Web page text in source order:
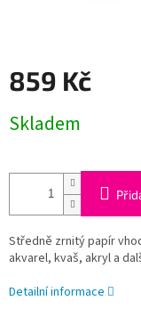
859 Kč
cena:
Skladem
Středně zrnitý papír
akvarel, kvaš, akryl a
Detailní informace